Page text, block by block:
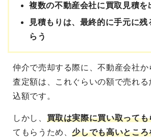
複数の不動産会社に買取見積を
見積もりは、最終的に手元に残
らう
仲介で売却する際に、不動産会社か
査定額は、これぐらいの額で売れる
込額です。
しかし、 買取は実際に買い取っても
てもらうため、少しでも高いところ